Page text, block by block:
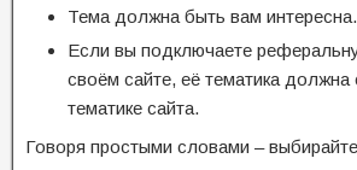
Тема должна быть вам интересна.
Если вы подключаете
своём сайте, её тематика должна
тематике сайта.
Говоря простыми словами –